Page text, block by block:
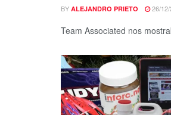
BY ALEJANDRO PRIETO 26/12/
Team Associated nos